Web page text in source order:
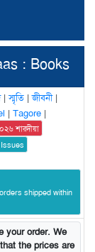
: Books
|স্মৃতি |জীবনী|
| Tagore |
শারদীয়া
shipped within
your order. We
the prices are